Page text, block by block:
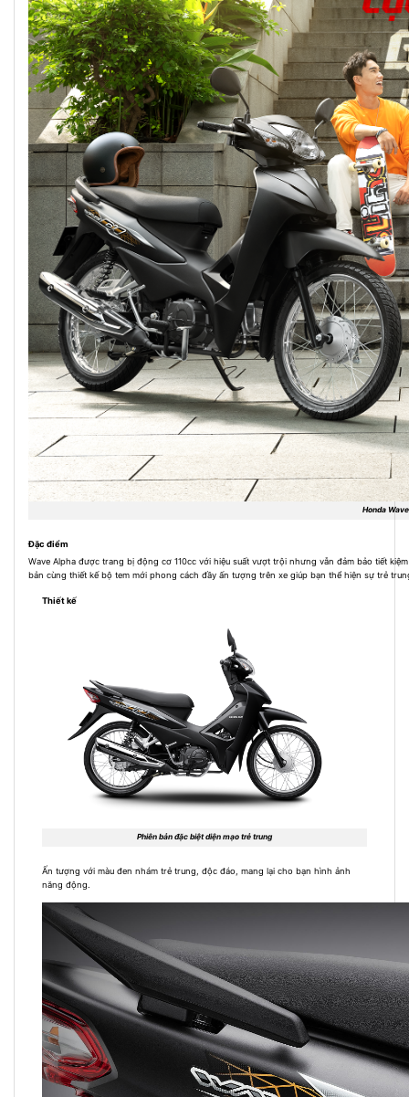
Honda
Đặc điểm
Wave Alpha được trang bị động cơ 110cc với hiệu suất vượt trội nhưng vẫn đảm bảo tiết
bản cùng thiết kế bộ tem mới phong cách đầy ấn tượng trên xe giúp bạn thể hiện sự trẻ
Thiết kế
Phiên bản đặc biệt diện mạo trẻ trung
Ấn tượng với màu đen nhám trẻ trung, độc đáo, mang lại cho bạn hình ảnh
năng động.